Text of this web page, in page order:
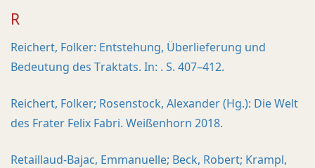
R
Reichert, Folker: Entstehung, Überlieferung und
Bedeutung des Traktats. In: . S. 407–412.
Reichert, Folker; Rosenstock, Alexander (Hg.): Die Welt
des Frater Felix Fabri. Weißenhorn 2018.
Retaillaud-Bajac, Emmanuelle; Beck, Robert; Krampl,